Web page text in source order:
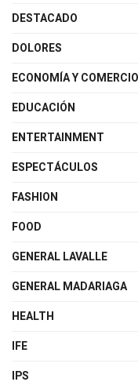
DESTACADO
DOLORES
ECONOMÍA Y COMERCIO
EDUCACIÓN
ENTERTAINMENT
ESPECTÁCULOS
FASHION
FOOD
GENERAL LAVALLE
GENERAL MADARIAGA
HEALTH
IFE
IPS